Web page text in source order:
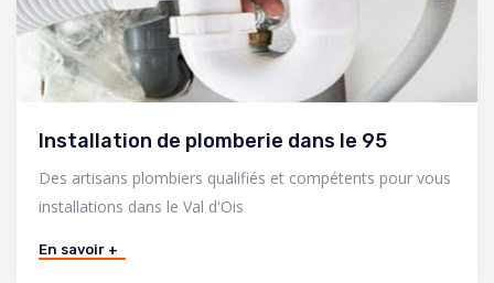
Installation de plomberie dans le 95
Des artisans plombiers qualifiés et compétents pour vous
installations dans le Val d'Ois
En savoir +